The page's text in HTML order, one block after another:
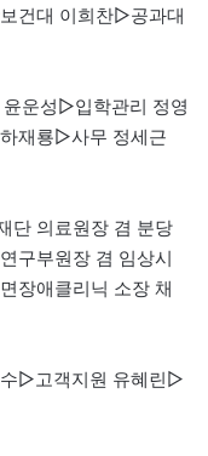
건대 이희찬▷공과대
운성▷입학관리 정영
재룡▷사무 정세근
단 의료원장 겸 분당
구부원장 겸 임상시
장애클리닉 소장 채
▷고객지원 유혜린▷